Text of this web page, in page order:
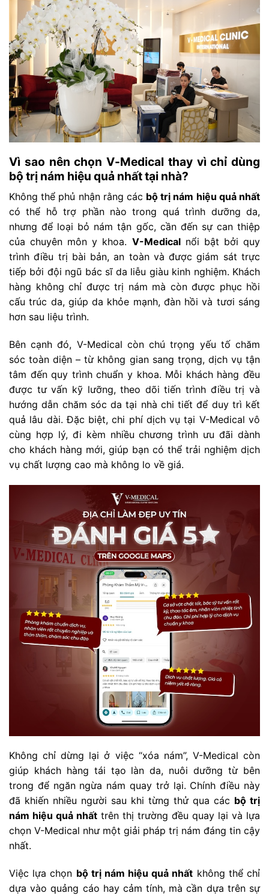
Vì sao nên chọn V-Medical thay vì chỉ dùng
bộ trị nám hiệu quả nhất tại nhà?
Không thể phủ nhận rằng các bộ trị nám hiệu quả nhất
có thể hỗ trợ phần nào trong quá trình dưỡng da,
nhưng để loại bỏ nám tận gốc, cần đến sự can thiệp
của chuyên môn y khoa. V-Medicalnổi bật bởi quy
trình điều trị bài bản, an toàn và được giám sát trực
tiếp bởi đội ngũ bác sĩ da liễu giàu kinh nghiệm. Khách
hàng không chỉ được trị nám mà còn được phục hồi
cấu trúc da, giúp da khỏe mạnh, đàn hồi và tươi sáng
hơn sau liệu trình.
Bên cạnh đó, V-Medical còn chú trọng yếu tố chăm
sóc toàn diện – từ không gian sang trọng, dịch vụ tận
tâm đến quy trình chuẩn y khoa. Mỗi khách hàng đều
được tư vấn kỹ lưỡng, theo dõi tiến trình điều trị và
hướng dẫn chăm sóc da tại nhà chi tiết để duy trì kết
quả lâu dài. Đặc biệt, chi phí dịch vụ tại V-Medical vô
cùng hợp lý, đi kèm nhiều chương trình ưu đãi dành
cho khách hàng mới, giúp bạn có thể trải nghiệm dịch
vụ chất lượng cao mà không lo về giá.
Không chỉ dừng lại ở việc “xóa nám”, V-Medical còn
giúp khách hàng tái tạo làn da, nuôi dưỡng từ bên
trong để ngăn ngừa nám quay trở lại. Chính điều này
đã khiến nhiều người sau khi từng thử qua các bộ trị
nám hiệu quả nhất trên thị trường đều quay lại và lựa
chọn V-Medical như một giải pháp trị nám đáng tin cậy
nhất.
Việc lựa chọn bộ trị nám hiệu quả nhất không thể chỉ
dựa vào quảng cáo hay cảm tính, mà cần dựa trên sự